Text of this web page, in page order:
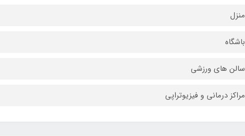
منزل
باشگاه
سالن های ورزشی
مراکز درمانی و فیزیوتراپی